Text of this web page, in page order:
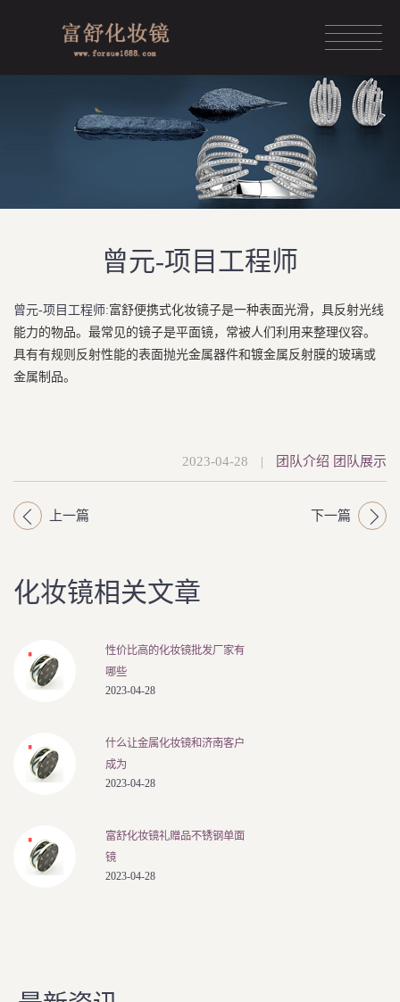
化妆镜定制
化妆镜展示
化妆镜品牌
关于富舒
人力资源
曾元-项目工程师
曾元-项目工程师:富舒便携式化妆镜子是一种表面光滑，具反射光线
能力的物品。最常见的镜子是平面镜，常被人们利用来整理仪容。
具有有规则反射性能的表面抛光金属器件和镀金属反射膜的玻璃或
金属制品。
2023-04-28 | 团队介绍 团队展示
上一篇 下一篇
化妆镜相关文章
性价比高的化妆镜批发厂家有
哪些
2023-04-28
什么让金属化妆镜和济南客户
成为
2023-04-28
富舒化妆镜礼赠品不锈钢单面
镜
2023-04-28